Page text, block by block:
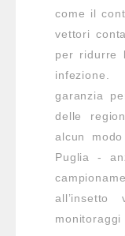
come il
vettori
per ridurre
garanzia
delle
alcun
Puglia -